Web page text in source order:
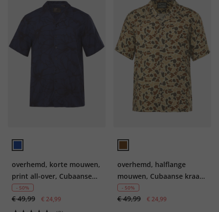
overhemd, korte mouwen,
print all-over, Cubaanse
kraag, tot 8XL
- 50%
€ 49,99 € 24,99
overhemd, halflange
mouwen, Cubaanse kraag,
leo-camouflage, Boxy Fit,
tot 8XL
- 50%
€ 49,99 € 24,99